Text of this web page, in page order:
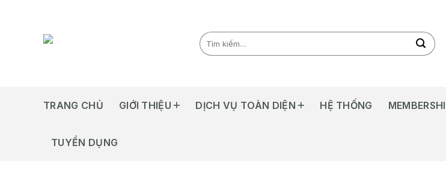
TRANG CHỦ GIỚI THIỆU DỊCH VỤ TOÀN DIỆN HỆ THỐNG
TUYỂN DỤNG